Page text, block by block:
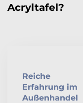
Acryltafel?
Reiche
Erfahrung im
Außenhandel